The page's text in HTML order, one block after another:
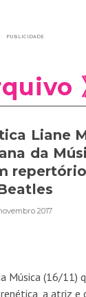
PUBLICIDADE
Liane
da
2017
Música (16/11)
a atriz e